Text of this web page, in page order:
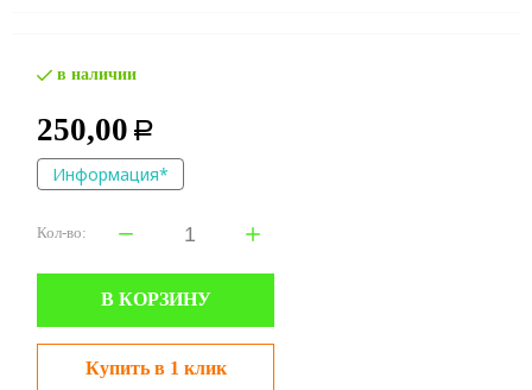
в наличии
250,00 Р
Информация*
Кол-во:
В КОРЗИНУ
Купить в 1 клик